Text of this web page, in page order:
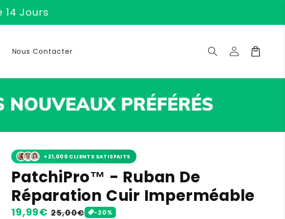
Nous Contacter ConnexionPanier
+21,000 CLIENTS SATISFAITS
PatchiPro™ - Ruban De
Réparation Cuir Imperméable
Prix
19,99€ Prix
25,00€ -20%